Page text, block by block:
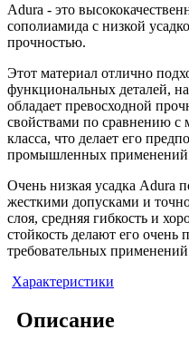
Adura - это
сополиамида с низкой
прочностью.
Этот материал отлично
функциональных деталей,
обладает превосходной
свойствами по сравнению с
класса, что делает его
промышленных
Очень низкая усадка Adura
жесткими допусками и
слоя, средняя гибкость и
стойкость делают его
требовательных
Характеристики
Описание